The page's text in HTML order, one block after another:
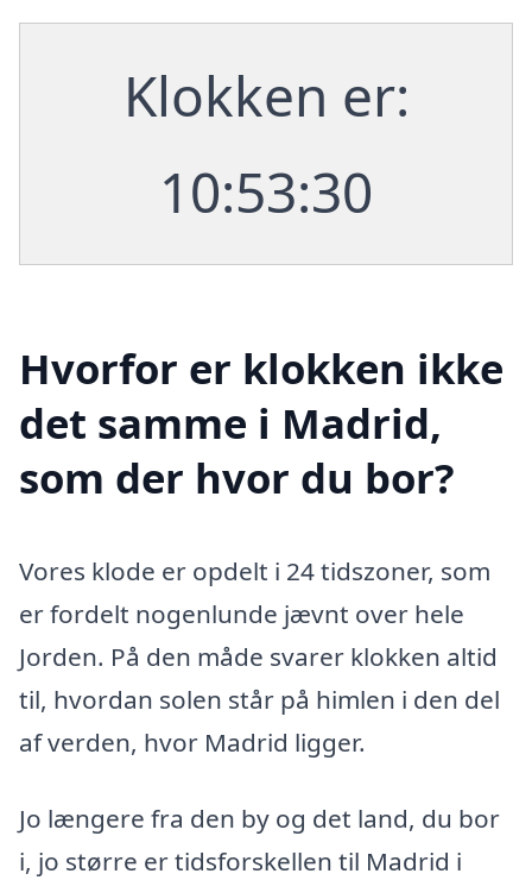
Klokken er:
10:53:31
Hvorfor er klokken ikke
det samme i Madrid,
som der hvor du bor?
Vores klode er opdelt i 24 tidszoner, som
er fordelt nogenlunde jævnt over hele
Jorden. På den måde svarer klokken altid
til, hvordan solen står på himlen i den del
af verden, hvor Madrid ligger.
Jo længere fra den by og det land, du bor
i, jo større er tidsforskellen til Madrid i